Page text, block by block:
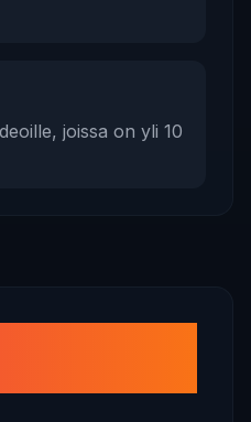
joissa on yli 10